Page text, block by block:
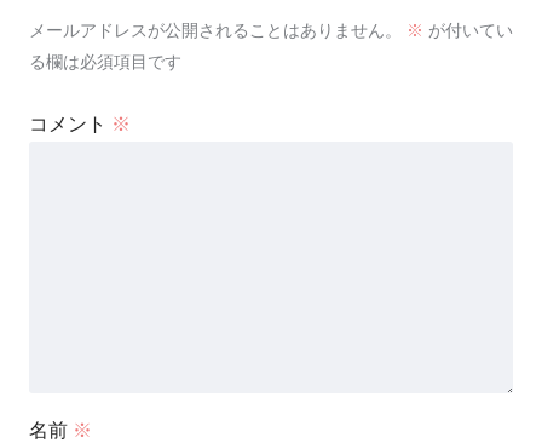
メールアドレスが公開されることはありません。 ※ が付いてい
る欄は必須項目です
コメント ※
名前 ※